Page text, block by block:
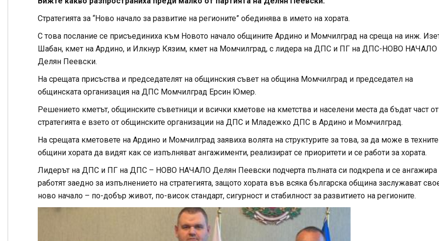
Стратегията за “Ново начало за развитие на регионите” обединява в името на хората.
С това послание се присъединиха към Новото начало общините Ардино и Момчилград на среща на инж.
Шабан, кмет на Ардино, и Илкнур Кязим, кмет на Момчилград, с лидера на ДПС и ПГ на ДПС-НОВО НАЧАЛО
Делян Пеевски.
На срещата присъства и председателят на общинския съвет на община Момчилград и председател на
общинската организация на ДПС Момчилград Ерсин Юмер.
Решението кметът, общинските съветници и всички кметове на кметства и населени места да бъдат част от
стратегията е взето от общинските организации на ДПС и Младежко ДПС в Ардино и Момчилград.
На срещата кметовете на Ардино и Момчилград заявиха волята на структурите за това, за да може в техните
общини хората да видят как се изпълняват ангажименти, реализират се приоритети и се работи за хората.
Лидерът на ДПС и ПГ на ДПС – НОВО НАЧАЛО Делян Пеевски подчерта пълната си подкрепа и се ангажира
работят заедно за изпълнението на стратегията, защото хората във всяка българска община заслужават
ново начало – по-добър живот, по-висок стандарт, сигурност и стабилност за развитието на регионите.